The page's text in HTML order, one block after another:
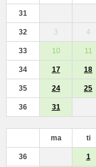
31
32 3 4
33 10 11
34 17 18
35 24 25
36 31
ma ti
36 1